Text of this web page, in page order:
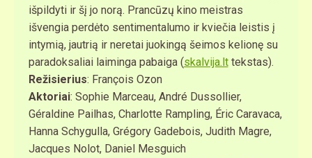
išpildyti ir šį jo norą. Prancūzų kino meistras
išvengia perdėto sentimentalumo ir kviečia leistis į
intymią, jautrią ir neretai juokingą šeimos kelionę su
paradoksaliai laiminga pabaiga (skalvija.lttekstas).
Režisierius: François Ozon
Aktoriai: Sophie Marceau, André Dussollier,
Géraldine Pailhas, Charlotte Rampling, Éric Caravaca,
Hanna Schygulla, Grégory Gadebois, Judith Magre,
Jacques Nolot, Daniel Mesguich